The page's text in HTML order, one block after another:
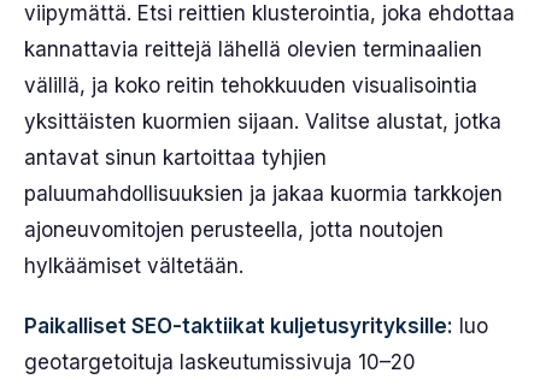
viipymättä. Etsi reittien klusterointia, joka ehdottaa
kannattavia reittejä lähellä olevien terminaalien
välillä, ja koko reitin tehokkuuden visualisointia
yksittäisten kuormien sijaan. Valitse alustat, jotka
antavat sinun kartoittaa tyhjien
paluumahdollisuuksien ja jakaa kuormia tarkkojen
ajoneuvomitojen perusteella, jotta noutojen
hylkäämiset vältetään.
Paikalliset SEO-taktiikat kuljetusyrityksille: luo
geotargetoituja laskeutumissivuja 10–20